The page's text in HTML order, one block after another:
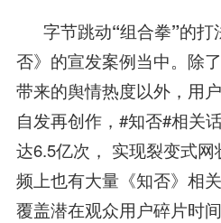
字节跳动“组合拳”的打
否》的宣发案例当中。 除
带来的舆情热度以外，用
自发再创作，#知否#相关
达6.5亿次， 实现裂变式
频上也有大量《知否》相
覆盖潜在观众用户碎片时间